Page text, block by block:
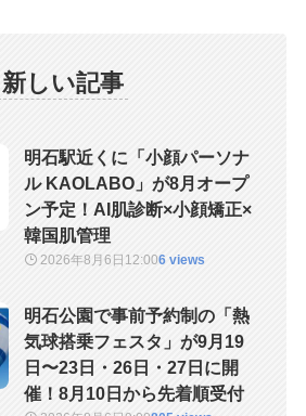
新しい記事
明石駅近くに「小顔パーソナ
ル KAOLABO」が8月オープ
ン予定！AI肌診断×小顔矯正×
韓国肌管理
2026年8月6日 12:006 views
明石公園で事前予約制の「熱
気球搭乗フェスタ」が9月19
日〜23日・26日・27日に開
催！8月10日から先着順受付